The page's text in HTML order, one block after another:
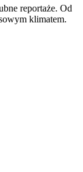
reportaże. Od
klimatem.